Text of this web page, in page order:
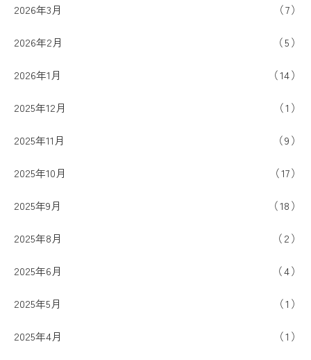
2026年3月 7
2026年2月 5
2026年1月 14
2025年12月 1
2025年11月 9
2025年10月 17
2025年9月 18
2025年8月 2
2025年6月 4
2025年5月 1
2025年4月 1